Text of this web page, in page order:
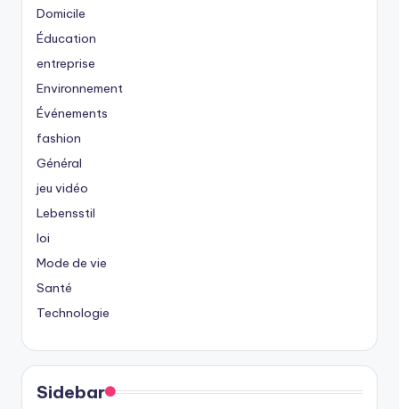
Domicile
Éducation
entreprise
Environnement
Événements
fashion
Général
jeu vidéo
Lebensstil
loi
Mode de vie
Santé
Technologie
Sidebar